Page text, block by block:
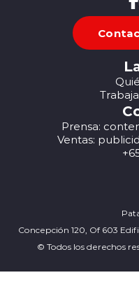
Prensa:
Ventas:
Concepción 120, Of 603
© Todos los derechos